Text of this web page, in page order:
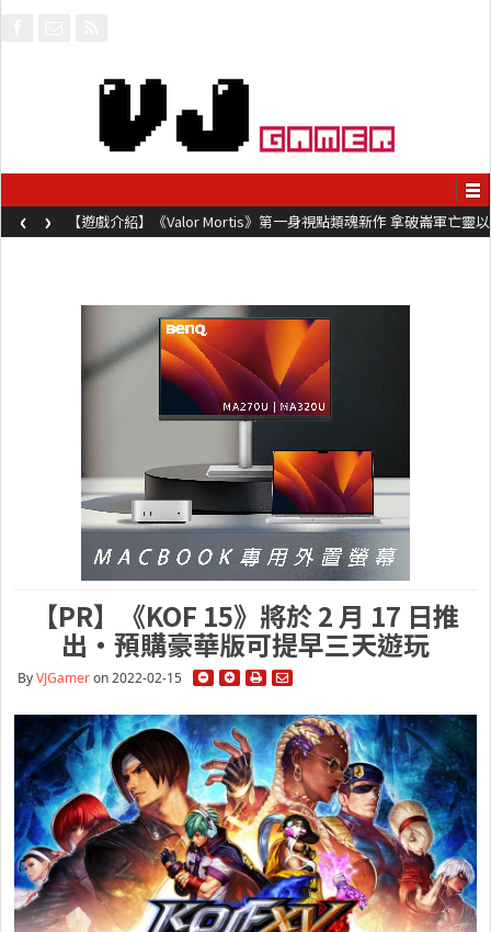
【遊戲介紹】《Valor Mortis》第一身視點類魂新作 拿破崙軍亡靈以
槍械劍與魔法殺敵
‹ ›
【PR】《KOF 15》將於 2 月 17 日推
出・預購豪華版可提早三天遊玩
ByVJGameron 2022-02-15